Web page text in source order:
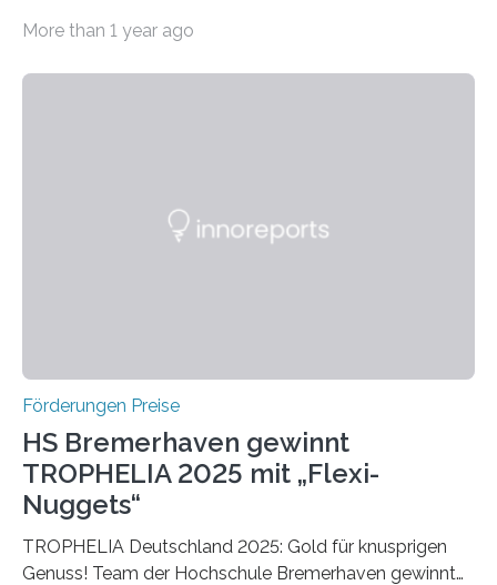
Leben gerufen, um die bemerkenswertesten
Foundation, des BIAL Award in Biomedicine ist in
More than 1 year ago
Förderungen Preise
HS Bremerhaven gewinnt
TROPHELIA 2025 mit „Flexi-
Nuggets“
TROPHELIA Deutschland 2025: Gold für knusprigen
Genuss! Team der Hochschule Bremerhaven gewinnt